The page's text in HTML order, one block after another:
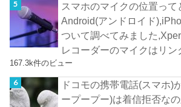
スマホのマイクの位置って
Android(アンドロイド
ついて調べてみました
レコーダーのマイクはリン
167.3k件のビュー
ドコモの携帯電話(スマホ)
ープープー)は着信拒否な